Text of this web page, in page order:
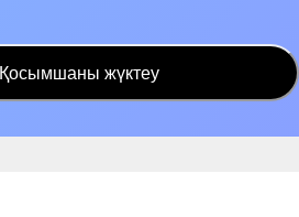
Қосымшаны жүктеу